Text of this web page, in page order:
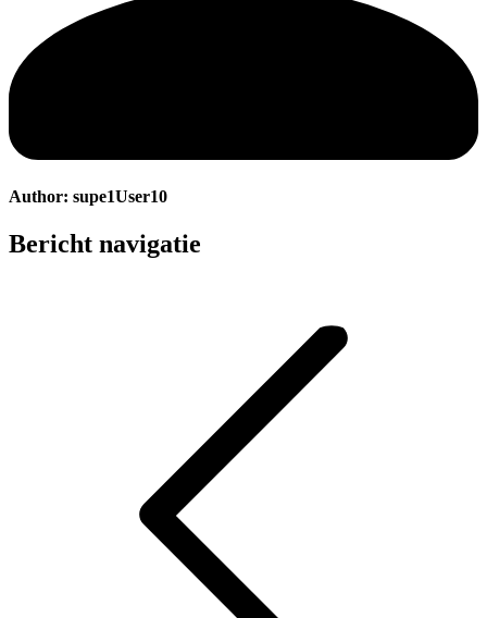
Author: supe1User10
Bericht navigatie